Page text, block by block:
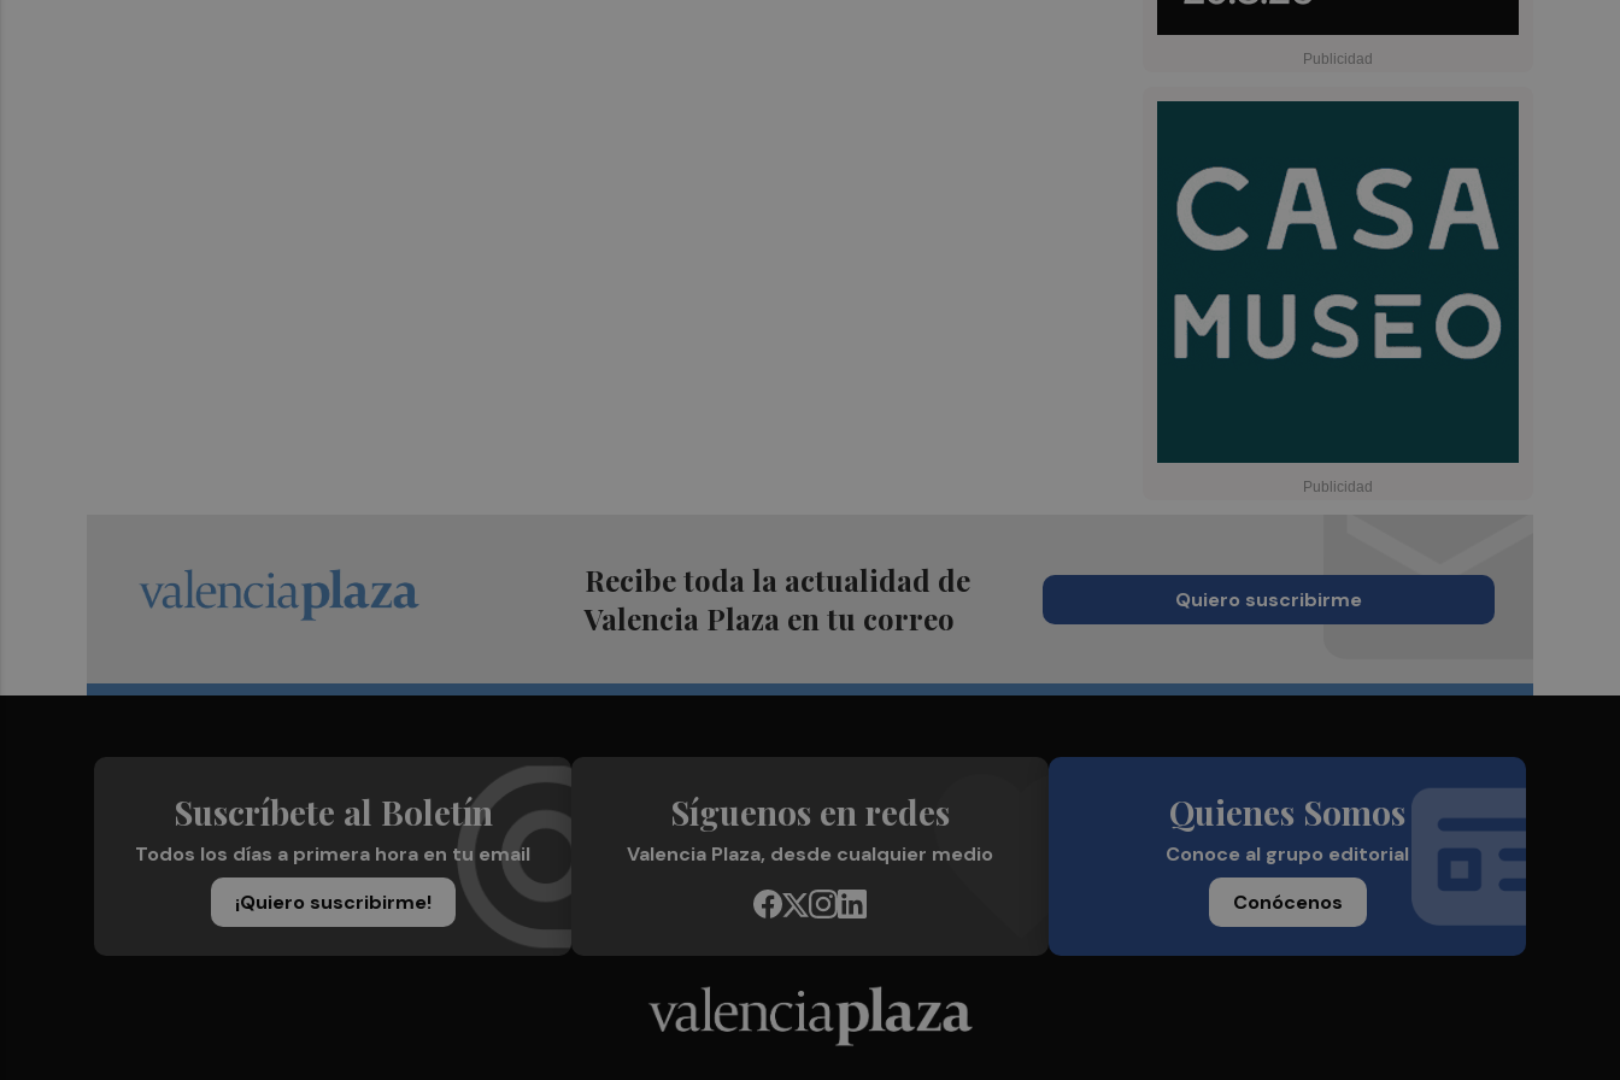
Recibe toda la actualidad de
Valencia Plaza en tu correo
Quiero suscribirme
Suscríbete al Boletín
Todos los días a primera hora en tu email
¡Quiero suscribirme!
Síguenos en redes
Valencia Plaza, desde cualquier medio
Quienes Somos
Conoce al grupo editorial
Conócenos